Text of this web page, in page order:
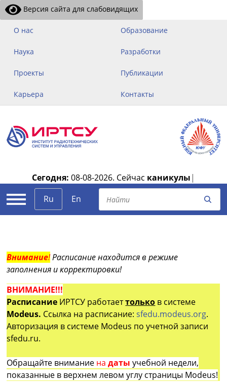
Версия сайта для слабовидящих
О нас Образование
Наука Разработки
Проекты Публикации
Карьера Контакты
Сегодня: 08-08-2026. Сейчас каникулы |
Ru
En
Внимание!Расписание находится в режиме
заполнения и корректировки!
ВНИМАНИЕ!!!
Расписание ИРТСУ работаеттолько в системе
Modeus. Ссылка на расписание:sfedu.modeus.org.
Авторизация в системе Modeus по учетной записи
sfedu.ru.
Обращайте внимание на датыучебной недели,
показанные в верхнем левом углу страницы Modeus!